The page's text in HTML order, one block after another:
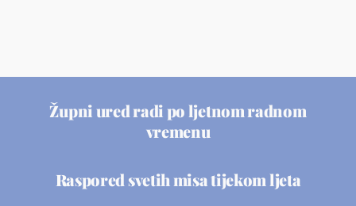
Župni ured radi po ljetnom radnom
vremenu
Raspored svetih misa tijekom ljeta